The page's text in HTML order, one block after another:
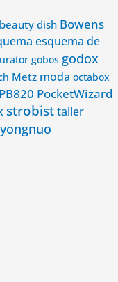
beauty dish Bowens
esquema de
gobos godox
Metz moda octabox
PB820 PocketWizard
strobisttaller
yongnuo